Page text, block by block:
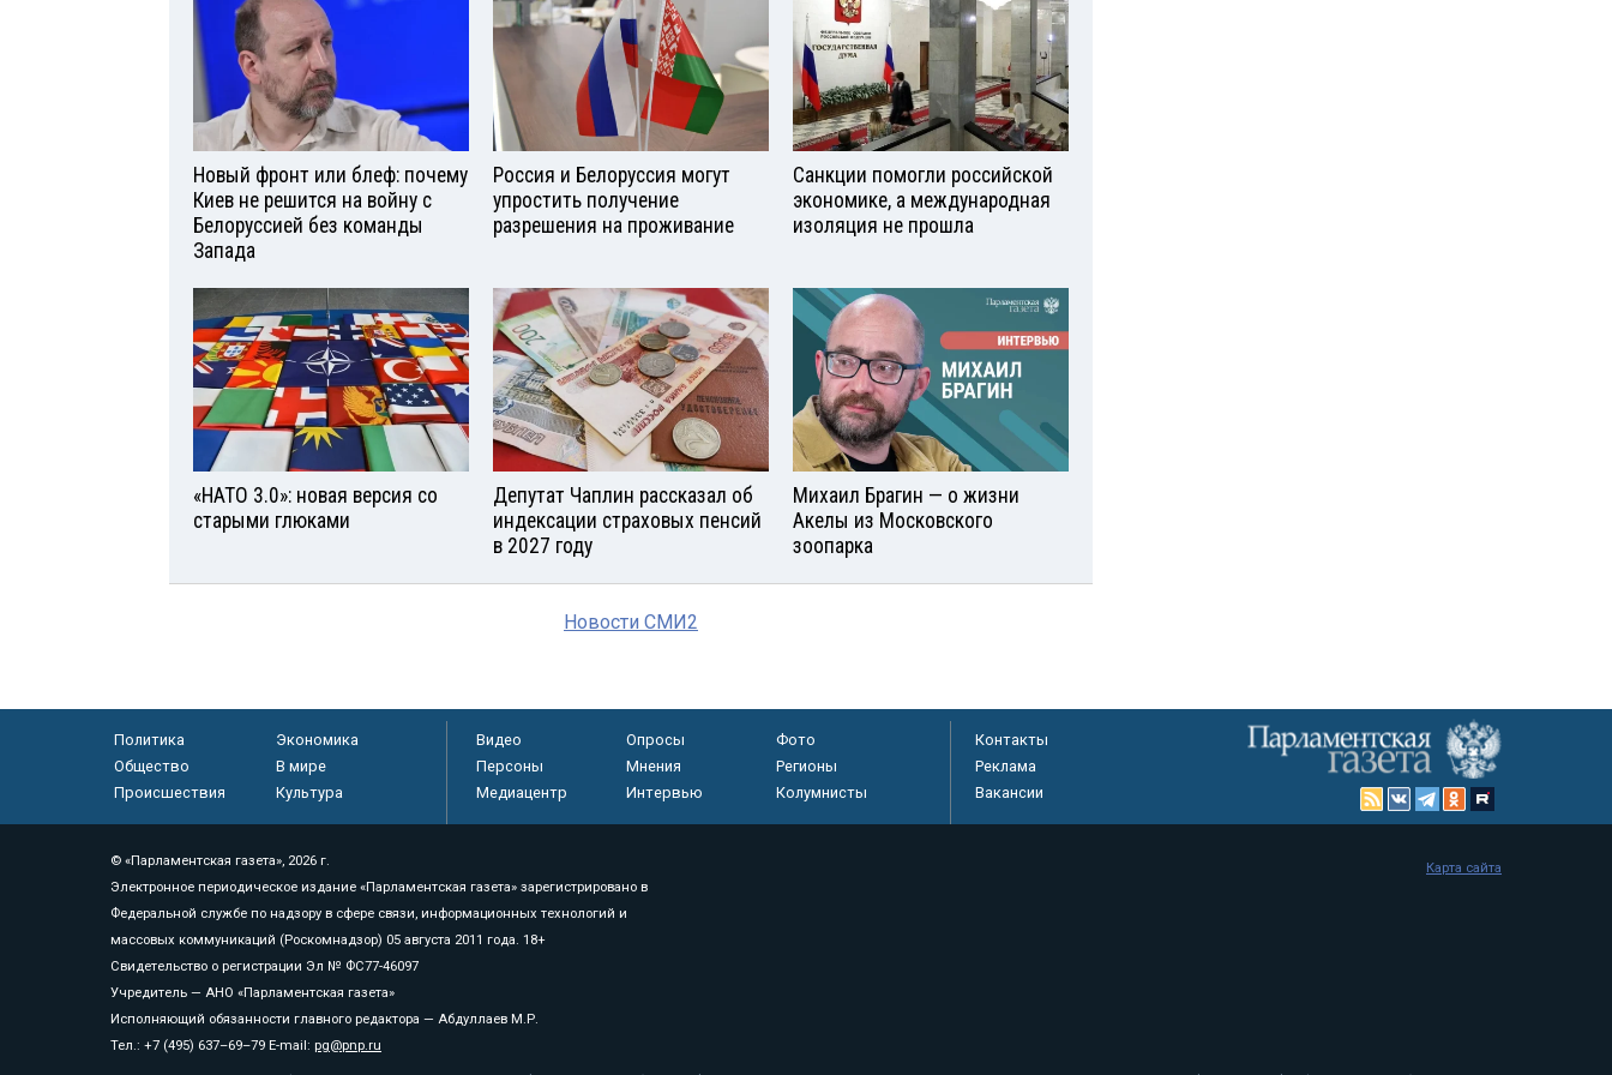
Новый фронт или блеф: почему
Киев не решится на войну с
Белоруссией без команды
Запада
Россия и Белоруссия могут
упростить получение
разрешения на проживание
Санкции помогли российской
экономике, а международная
изоляция не прошла
«НАТО 3.0»: новая версия со
старыми глюками
Депутат Чаплин рассказал об
индексации страховых пенсий
в 2027 году
Михаил Брагин — о жизни
Акелы из Московского
зоопарка
Новости СМИ2
Политика
Экономика
Общество
В мире
Происшествия
Культура
Видео Опросы
Фото
Персоны
Мнения
Регионы
Медиацентр
Интервью Колумнисты
Контакты
Реклама
Вакансии
© «Парламентская газета», 2026 г.
Электронное периодическое издание «Парламентская газета» зарегистрировано в
Федеральной службе по надзору в сфере связи, информационных технологий и
массовых коммуникаций (Роскомнадзор) 05 августа 2011 года. 18+
Свидетельство о регистрации Эл № ФС77-46097
Учредитель — АНО «Парламентская газета»
Исполняющий обязанности главного редактора — Абдуллаев М.Р.
Тел.: +7 (495) 637–69–79 E-mail: pg@pnp.ru
Карта сайта